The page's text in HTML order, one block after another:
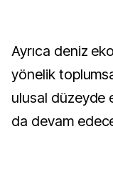
Ayrıca deniz
yönelik
ulusal düzeyde
da devam